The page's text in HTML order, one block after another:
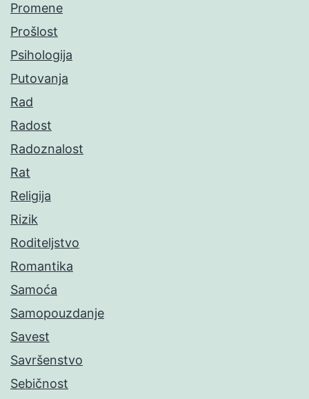
Promene
Prošlost
Psihologija
Putovanja
Rad
Radost
Radoznalost
Rat
Religija
Rizik
Roditeljstvo
Romantika
Samoća
Samopouzdanje
Savest
Savršenstvo
Sebičnost